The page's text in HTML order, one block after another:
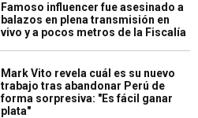
Famoso influencer fue asesinado a
balazos en plena transmisión en
vivo y a pocos metros de la Fiscalía
Mark Vito revela cuál es su nuevo
trabajo tras abandonar Perú de
forma sorpresiva: "Es fácil ganar
plata"